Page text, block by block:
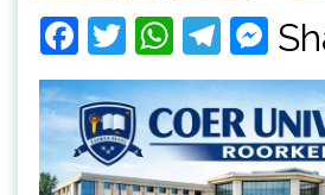
Facebook
Twitter